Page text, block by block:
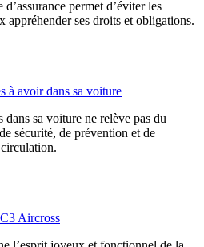
permet d’éviter les
appréhender ses droits et obligations.
à avoir dans sa voiture
dans sa voiture ne relève pas du
sécurité, de prévention et de
Aircross